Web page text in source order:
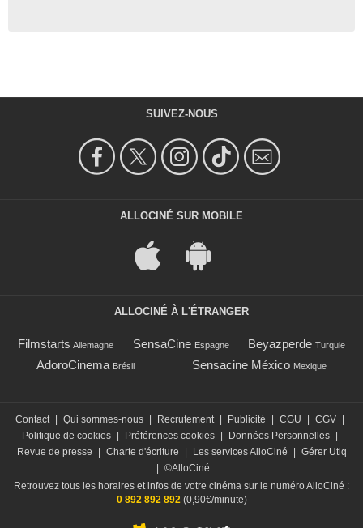
SUIVEZ-NOUS
ALLOCINÉ SUR MOBILE
ALLOCINÉ À L'ÉTRANGER
Filmstarts Allemagne SensaCine Espagne Beyazperde Turquie
AdoroCinema Brésil Sensacine México Mexique
Contact | Qui sommes-nous | Recrutement | Publicité | CGU | CGV |
Politique de cookies | Préférences cookies | Données Personnelles |
Revue de presse
| Charte d'écriture | Les services AlloCiné | Gérer Utiq
| ©AlloCiné
Retrouvez tous les horaires et infos de votre cinéma sur le numéro AlloCiné :
0 892 892 892(0,90€/minute)